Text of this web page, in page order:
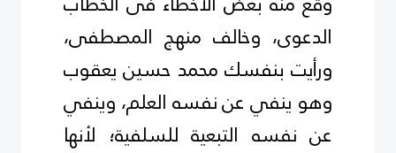
الدعوى، وخالف منهج المصطفى،
ورأيت بنفسك محمد حسين يعقوب
وهو ينفي عن نفسه العلم، وينفي
عن نفسه التبعية للسلفية؛ لأنها